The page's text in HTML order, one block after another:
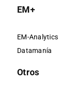
EM+
EM-Analytics
Datamanía
Otros